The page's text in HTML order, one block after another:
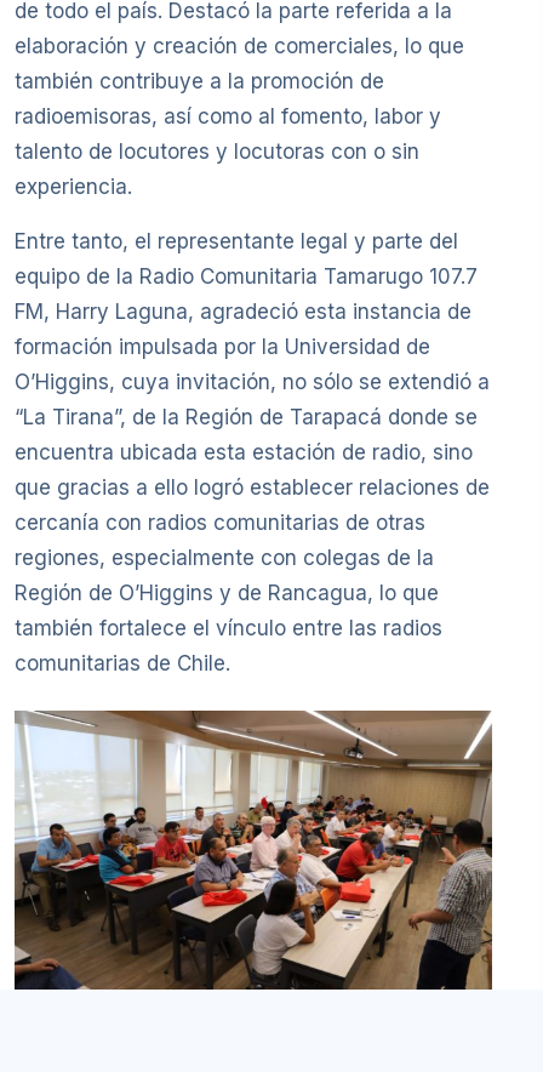
de todo el país. Destacó la parte referida a la
elaboración y creación de comerciales, lo que
también contribuye a la promoción de
radioemisoras, así como al fomento, labor y
talento de locutores y locutoras con o sin
experiencia.
Entre tanto, el representante legal y parte del
equipo de la Radio Comunitaria Tamarugo 107.7
FM, Harry Laguna, agradeció esta instancia de
formación impulsada por la Universidad de
O’Higgins, cuya invitación, no sólo se extendió a
“La Tirana”, de la Región de Tarapacá donde se
encuentra ubicada esta estación de radio, sino
que gracias a ello logró establecer relaciones de
cercanía con radios comunitarias de otras
regiones, especialmente con colegas de la
Región de O’Higgins y de Rancagua, lo que
también fortalece el vínculo entre las radios
comunitarias de Chile.